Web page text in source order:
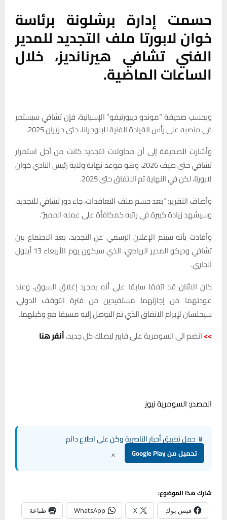
حسمت إدارة برشلونة برئاسة
خوان لابورتا ملف التجديد للمدير
الفني تشافي هيرنانديز، خلال
الساعات الماضية.
وبحسب صحيفة “موندو ديبورتيفو” الإسبانية، فإن تشافي سيستمر
في منصبه على رأس القيادة الفنية للبلوجرانا، حتى حزيران 2025.
وأشارت الصحيفة إلى أن محاولات التجديد كانت من أجل استمرار
تشافي حتى صيف 2026، وهو موعد نهاية ولاية رئيس النادي خوان
لابورتا، لكن في النهاية تم الاتفاق حتى 2025.
وأضاف التقرير: “بعد حسم ملف التعاقدات، جاء دور تشافي للتجديد،
وسيشهد زيادة كبيرة في راتبه كمكافأة على عمله المميز”.
وأفادت بأنه سيتم الإعلان الرسمي عن التجديد، بعد الاجتماع بين
تشافي وديكو المدير الرياضي، الذي سيكون يوم الأربعاء 13 أيلول
الجاري.
كان الاثنان قد اتفقا سابقا على أنه بمجرد إغلاق السوق، وعند
عودتهما من إجازتهما مستفيدين من فترة التوقف الدولي،
سيجلسان لإبرام الاتفاق الذي تم التوصل إليه مسبقا مع وكيلهما.
>>انضم الى السومرية على فايبر ليصلك كل جديد،أنقر هنا
المصدر: السومرية نيوز
📱 حمل تطبيق أخبار الناصرية وكن على اطلاع دائم
تحميل من Google Play ×
شارك هذا الموضوع:
فيس بوك X
WhatsApp طباعة